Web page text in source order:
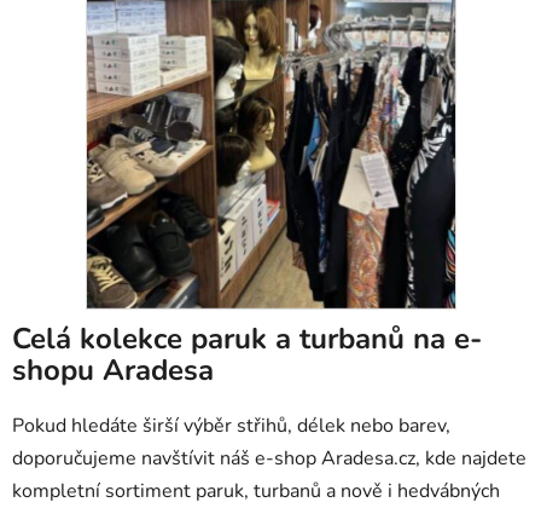
Celá kolekce paruk a turbanů na e-
shopu Aradesa
Pokud hledáte širší výběr střihů, délek nebo barev,
doporučujeme navštívit náš e-shop Aradesa.cz, kde najdete
kompletní sortiment paruk, turbanů a nově i hedvábných